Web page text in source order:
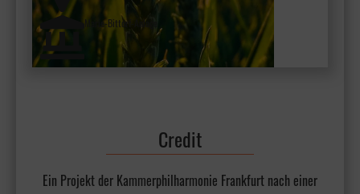
Marie-Bittorf-Anlage
Credit
Ein Projekt der Kammerphilharmonie Frankfurt nach einer